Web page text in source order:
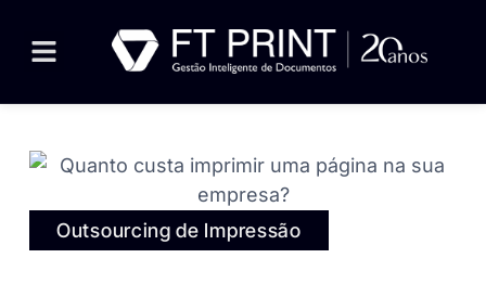
Outsourcing de Impressão